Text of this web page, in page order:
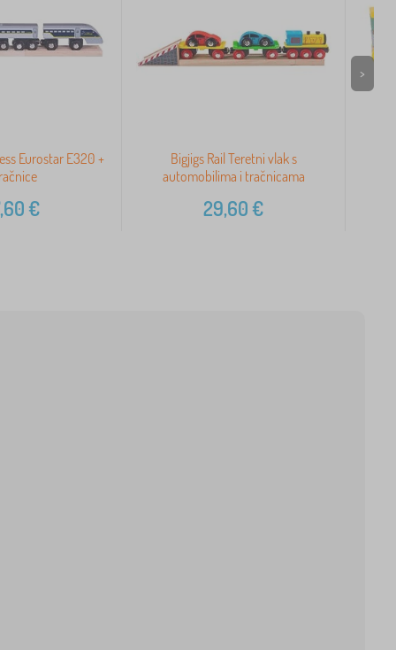
Eurostar E320 +
€
Bigjigs Rail Teretni vlak s
automobilima i tračnicama
29,60€
>